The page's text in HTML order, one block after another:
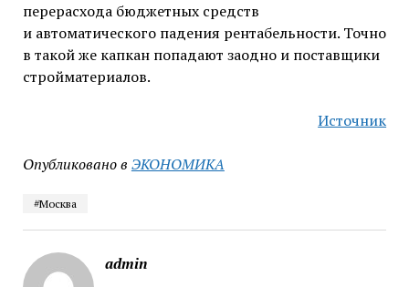
перерасхода бюджетных средств
и автоматического падения рентабельности. Точно
в такой же капкан попадают заодно и поставщики
стройматериалов.
Источник
Опубликовано в ЭКОНОМИКА
#Москва
admin